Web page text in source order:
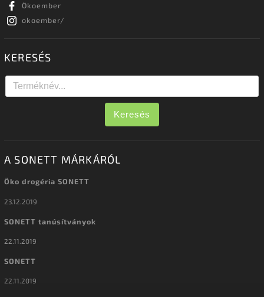
Ökoember
okoember/
KERESÉS
Keresés
A SONETT MÁRKÁRÓL
Öko drogéria SONETT
23.12.2019
SONETT tanúsítványok
22.11.2019
SONETT
22.11.2019